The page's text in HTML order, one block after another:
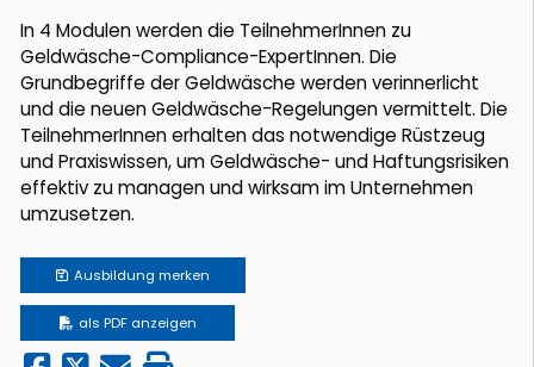
In 4 Modulen werden die TeilnehmerInnen zu
Geldwäsche-Compliance-ExpertInnen. Die
Grundbegriffe der Geldwäsche werden verinnerlicht
und die neuen Geldwäsche-Regelungen vermittelt. Die
TeilnehmerInnen erhalten das notwendige Rüstzeug
und Praxiswissen, um Geldwäsche- und Haftungsrisiken
effektiv zu managen und wirksam im Unternehmen
umzusetzen.
Ausbildung merken
als PDF anzeigen